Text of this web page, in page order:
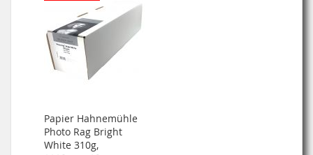
Papier Hahnemühle
Photo Rag Bright
White 310g,